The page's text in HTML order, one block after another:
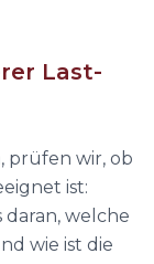
Last-
prüfen wir, ob
ist:
welche
wie ist die